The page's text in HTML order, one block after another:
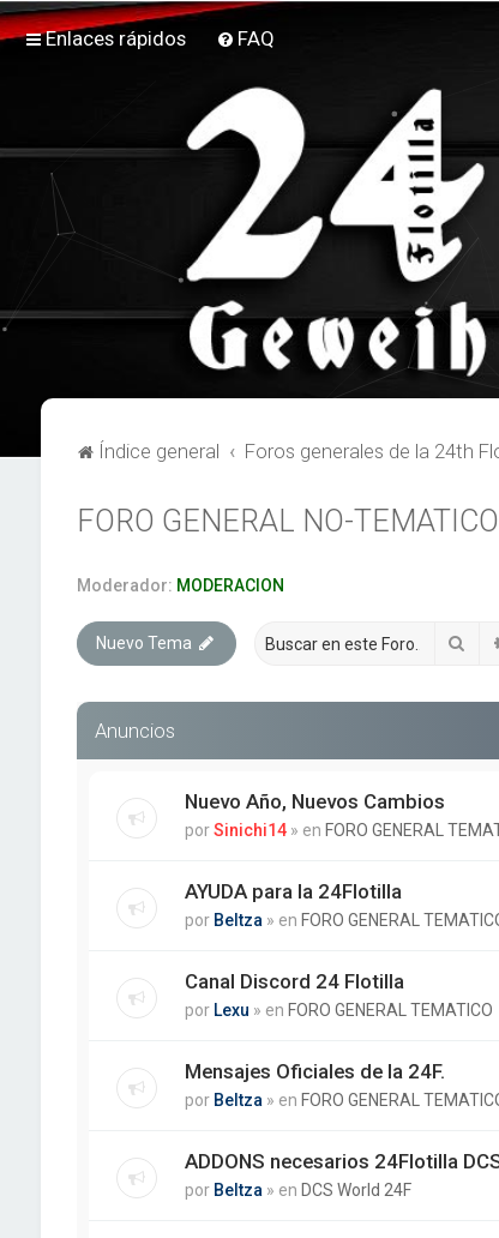
Enlaces rápidos FAQ
Índice general Foros generales de la 24th
FORO GENERAL NO-TEMATICO
Moderador: MODERACION
Nuevo Tema
Anuncios
Nuevo Año, Nuevos Cambios
porSinichi14 » en FORO GENERAL
AYUDA para la 24Flotilla
por Beltza » en FORO GENERAL
Canal Discord 24 Flotilla
por Lexu » en FORO GENERAL TEMATICO
Mensajes Oficiales de la 24F.
por Beltza » en FORO GENERAL
ADDONS necesarios 24Flotilla
por Beltza » en DCS World 24F